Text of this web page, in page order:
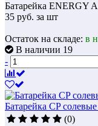
Батарейка ENERGY
35 руб. за шт
Остаток на складе: в
В наличии 19
-
Батарейка CP
(0)